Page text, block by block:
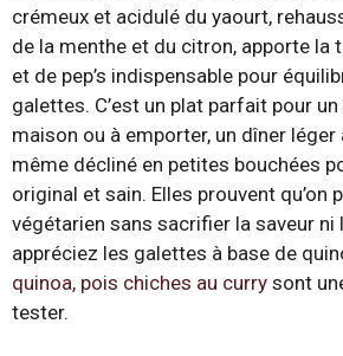
crémeux et acidulé du yaourt,
de la menthe et du citron, apporte la
et de pep’s indispensable pour
galettes. C’est un plat parfait pour
maison ou à emporter, un dîner léger
même décliné en petites bouchées
original et sain. Elles prouvent qu’on
végétarien sans sacrifier la saveur ni
appréciez les galettes à base de
quinoa, pois chiches au curry sont
tester.